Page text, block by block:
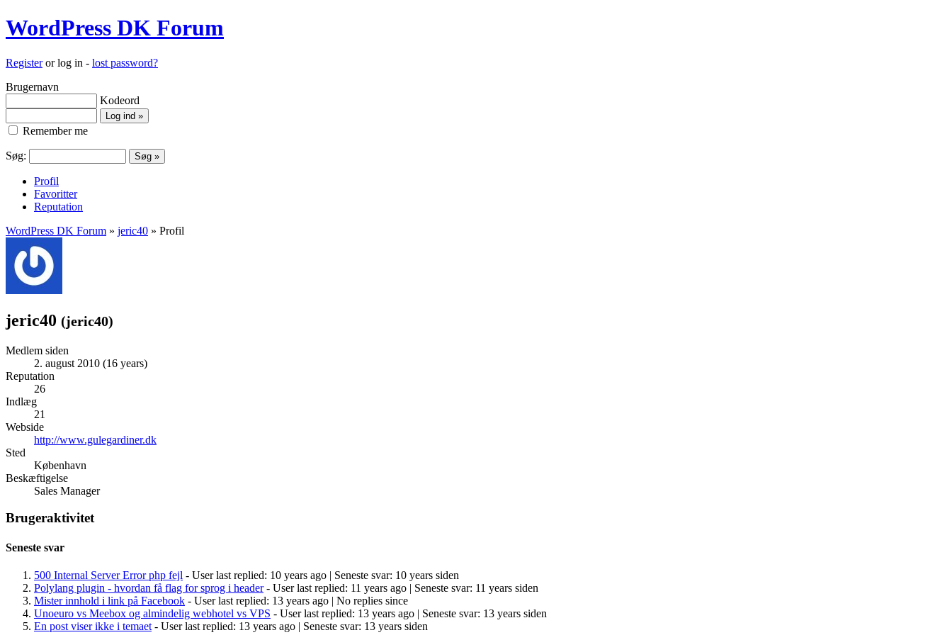
WordPress DK Forum
Registeror log in - lost password?
Brugernavn
Kodeord
Remember me
Søg:
Profil
Favoritter
Reputation
WordPress DK Forum » jeric40 » Profil
jeric40 (jeric40)
Medlem siden
2. august 2010 (16 years)
Reputation
26
Indlæg
21
Webside
http://www.gulegardiner.dk
Sted
København
Beskæftigelse
Sales Manager
Brugeraktivitet
Seneste svar
500 Internal Server Error php fejl - User last replied: 10 years ago | Seneste svar: 10 years siden
Polylang plugin - hvordan få flag for sprog i header- User last replied: 11 years ago | Seneste svar: 11 years siden
Mister innhold i link på Facebook - User last replied: 13 years ago | No replies since
Unoeuro vs Meebox og almindelig webhotel vs VPS - User last replied: 13 years ago | Seneste svar: 13 years siden
En post viser ikke i temaet - User last replied: 13 years ago | Seneste svar: 13 years siden